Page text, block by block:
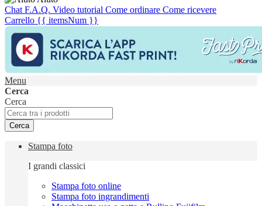
Chat F.A.Q. Video tutorial Come ordinare Come ricevere
Carrello {{ itemsNum }}
Menu
Cerca
Cerca
Cerca
Stampa foto
I grandi classici
Stampa foto online
Stampa foto ingrandimenti